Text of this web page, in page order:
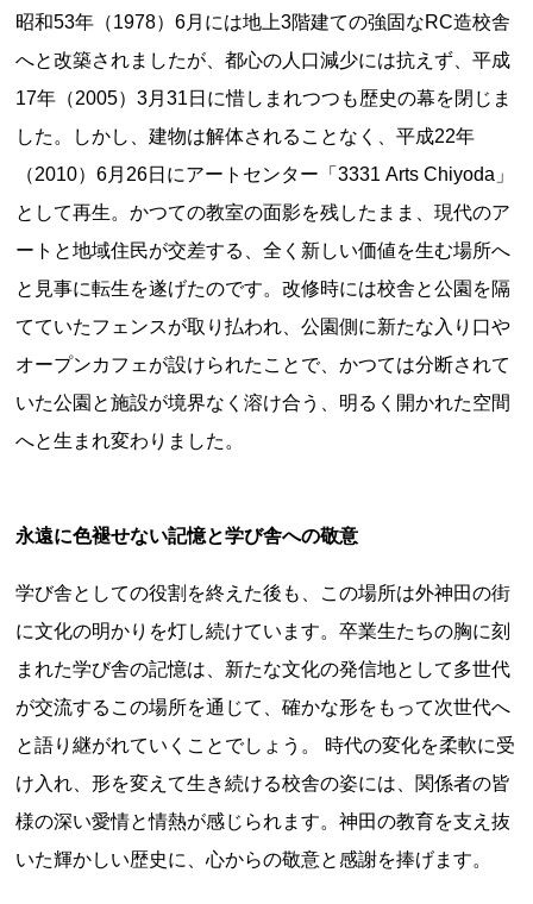
全国
北海道・東北地方
北海道
青森県 岩手県 宮城県
秋田県
山形県
福島県
関東地方
茨城県
栃木県 群馬県 埼玉県
千葉県
東京都
神奈川県
中部地方
新潟県
富山県 石川県 福井県
山梨県
長野県
岐阜県 静岡県 愛知県
奈良県
和歌山県
山陰・山陽地方
鳥取県
島根県 岡山県 広島県 山口県
四国地方
徳島県
香川県 愛媛県 高知県
九州・沖縄地方
福岡県
佐賀県 長崎県 熊本県
大分県
宮崎県
鹿児島県 沖縄県
昭和53年（1978）6月には地上3階建ての強固なRC造校舎
へと改築されましたが、都心の人口減少には抗えず、平成
17年（2005）3月31日に惜しまれつつも歴史の幕を閉じま
した。しかし、建物は解体されることなく、平成22年
（2010）6月26日にアートセンター「3331 Arts Chiyoda」
として再生。かつての教室の面影を残したまま、現代のア
ートと地域住民が交差する、全く新しい価値を生む場所へ
と見事に転生を遂げたのです。改修時には校舎と公園を隔
てていたフェンスが取り払われ、公園側に新たな入り口や
オープンカフェが設けられたことで、かつては分断されて
いた公園と施設が境界なく溶け合う、明るく開かれた空間
へと生まれ変わりました。
永遠に色褪せない記憶と学び舎への敬意
学び舎としての役割を終えた後も、この場所は外神田の街
に文化の明かりを灯し続けています。卒業生たちの胸に刻
まれた学び舎の記憶は、新たな文化の発信地として多世代
が交流するこの場所を通じて、確かな形をもって次世代へ
と語り継がれていくことでしょう。 時代の変化を柔軟に受
け入れ、形を変えて生き続ける校舎の姿には、関係者の皆
様の深い愛情と情熱が感じられます。神田の教育を支え抜
いた輝かしい歴史に、心からの敬意と感謝を捧げます。